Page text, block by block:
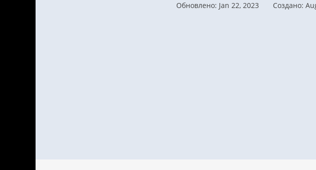
Обновлено: Jan 22, 2023
Создано: